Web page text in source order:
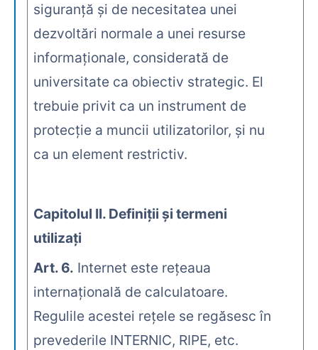
siguranţă şi de necesitatea unei
dezvoltări normale a unei resurse
informaţionale, considerată de
universitate ca obiectiv strategic. El
trebuie privit ca un instrument de
protecţie a muncii utilizatorilor, şi nu
ca un element restrictiv.
Capitolul II. Definiţii şi termeni
utilizaţi
Art. 6. Internet este reţeaua
internaţională de calculatoare.
Regulile acestei reţele se regăsesc în
prevederile INTERNIC, RIPE, etc.